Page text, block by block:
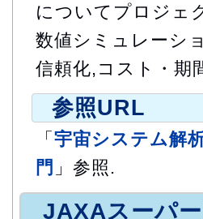
についてプロジェ
数値シミュレーシ
信頼化,コスト・期
参照URL
「 宇宙システム解
門 」参照.
JAXAスーパ